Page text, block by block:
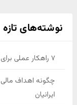
نوشته‌های تازه
۷ راهکار عملی برای افزایش نظم مالی در زندگی روزمره
چگونه اهداف مالی
ایرانیان